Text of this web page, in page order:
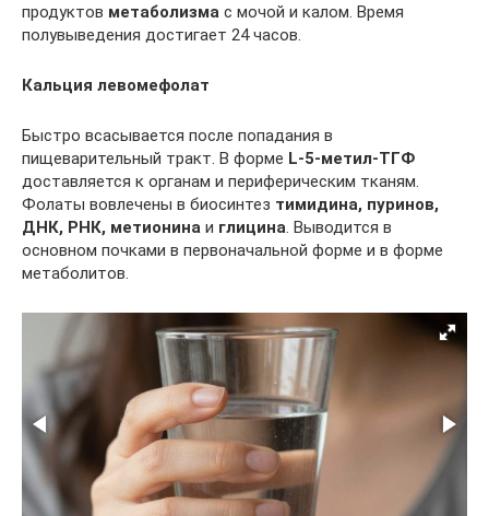
продуктов метаболизма с мочой и калом. Время
полувыведения достигает 24 часов.
Кальция левомефолат
Быстро всасывается после попадания в
пищеварительный тракт. В форме L-5-метил-ТГФ
доставляется к органам и периферическим тканям.
Фолаты вовлечены в биосинтез тимидина, пуринов,
ДНК, РНК, метионина и глицина . Выводится в
основном почками в первоначальной форме и в форме
метаболитов.